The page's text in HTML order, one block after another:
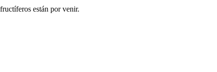
fructíferos están por venir.